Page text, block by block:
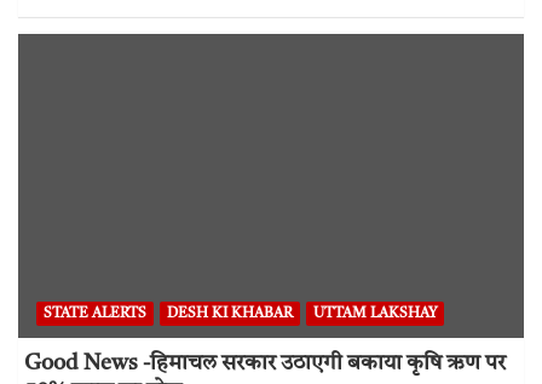
STATE ALERTS DESH KI KHABAR UTTAM LAKSHAY
Good News -हिमाचल सरकार उठाएगी बकाया कृषि ऋण पर